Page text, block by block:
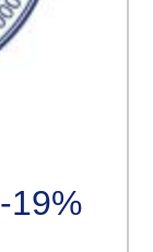
-19%